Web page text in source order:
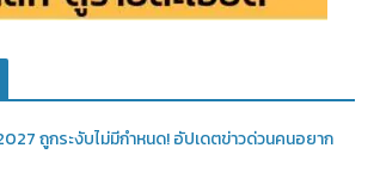
ถูกระงับไม่มีกำหนด! อัปเดตข่าวด่วนคนอยาก